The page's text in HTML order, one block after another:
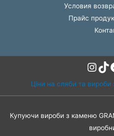
Условия
Прайс
Ціни на сляби та вироби
Купуючи вироби з каменю